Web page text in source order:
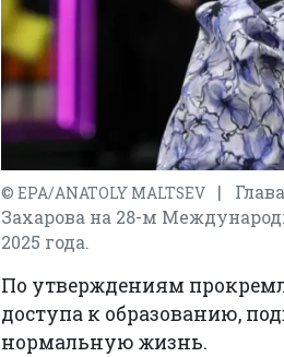
© EPA/ANATOLY MALTSEV
|
Захарова на 28-м
2025 года.
По утверждениям
доступа к образованию,
нормальную жизнь.